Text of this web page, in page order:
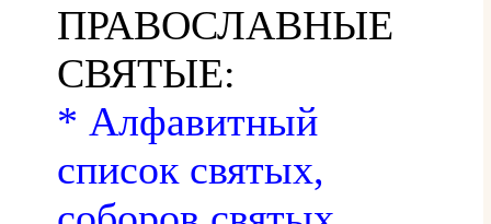
ПРАВОСЛАВНЫЕ
СВЯТЫЕ:
* Алфавитный
список святых,